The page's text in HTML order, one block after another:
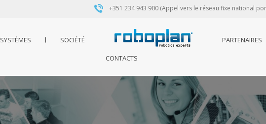
+351 234 943 900 (Appel vers le réseau fixe national
SYSTÈMES SOCIÉTÉ PARTENAIRES
CONTACTS